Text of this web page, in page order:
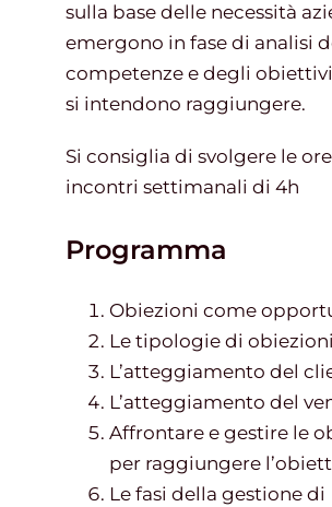
sulla base delle necessità
emergono in fase di analisi
competenze e degli
si intendono raggiungere.
Si consiglia di svolgere le
incontri settimanali di 4h
Programma
Obiezioni come
Le tipologie di obiezioni
L’atteggiamento del
L’atteggiamento del
Affrontare e gestire le
per raggiungere
Le fasi della gestione di